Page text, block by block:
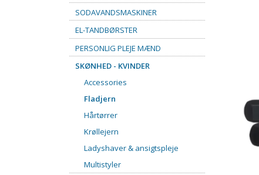
SODAVANDSMASKINER
EL-TANDBØRSTER
PERSONLIG PLEJE MÆND
SKØNHED - KVINDER
Accessories
Fladjern
Hårtørrer
Krøllejern
Ladyshaver & ansigtspleje
Multistyler